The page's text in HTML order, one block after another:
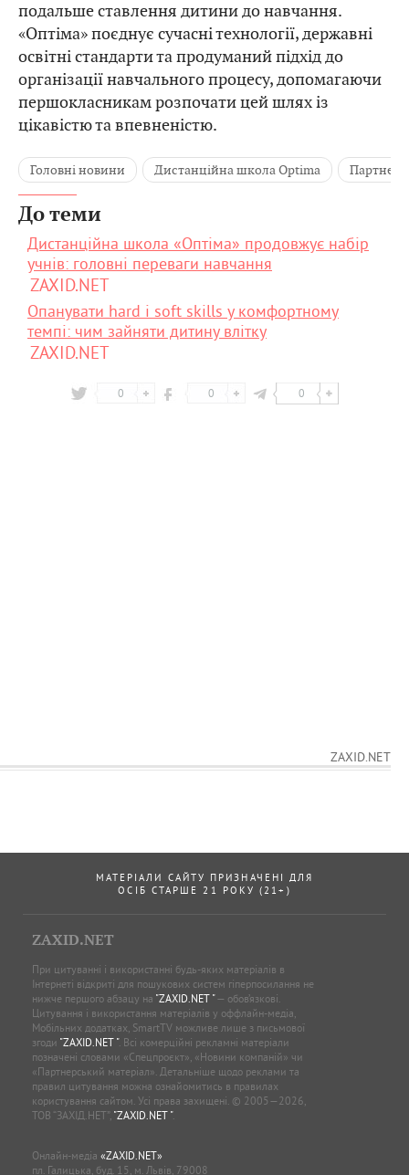
подальше ставлення дитини до навчання.
«Оптіма» поєднує сучасні технології, державні
освітні стандарти та продуманий підхід до
організації навчального процесу, допомагаючи
першокласникам розпочати цей шлях із
цікавістю та впевненістю.
Головні новини Дистанційна школа Optima
До теми
Дистанційна школа «Оптіма» продовжує набір
учнів: головні переваги навчання
ZAXID.NET
Опанувати hard і soft skills у комфортному
темпі: чим зайняти дитину влітку
ZAXID.NET
0 0 0
ZAXID.NET
МАТЕРІАЛИ САЙТУ ПРИЗНАЧЕНІ ДЛЯ
ОСІБ СТАРШЕ 21 РОКУ (21+)
ZAXID.NET
При цитуванні і використанні будь-яких матеріалів в
Інтернеті відкриті для пошукових систем гіперпосилання не
нижче першого абзацу на "ZAXID.NET "— обов’язкові.
Цитування і використання матеріалів у оффлайн-медіа,
Мобільних додатках, SmartTV можливе лише з письмової
згоди "ZAXID.NET ". Всі комерційні рекламні матеріали
позначені словами «Спецпроєкт», «Новини компаній» чи
«Партнерський матеріал». Детальніше щодо реклами та
правил цитування можна ознайомитись в правилах
користування сайтом. Усі права захищені. © 2005—2026,
ТОВ “ЗАХІД.НЕТ”, "ZAXID.NET ".
Онлайн-медіа «ZAXID.NET»
пл. Галицька, буд. 15, м. Львів, 79008